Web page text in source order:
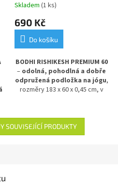
Skladem (1 ks)
690 Kč
Do košíku
BODHI RISHIKESH PREMIUM 60
– odolná, pohodlná a dobře
odpružená podložka na jógu,
rozměry 183 x 60 x 0,45 cm, v
podlahya stabilní oporu při
cvičení. Vyrobena z PVC pro
dlouhou životnost a snadnou
SOUVISEJÍCÍ PRODUKTY